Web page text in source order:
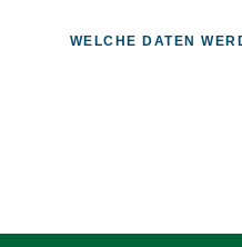
WELCHE DATEN